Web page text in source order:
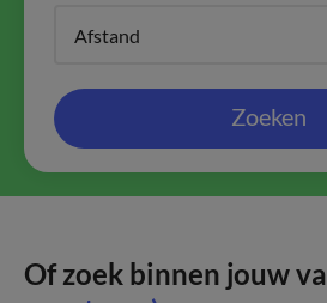
Zoeken
Of zoek binnen jouw